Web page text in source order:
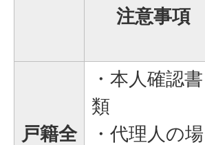
注意事項
戸籍全
・本人確認書
類
・代理人の場